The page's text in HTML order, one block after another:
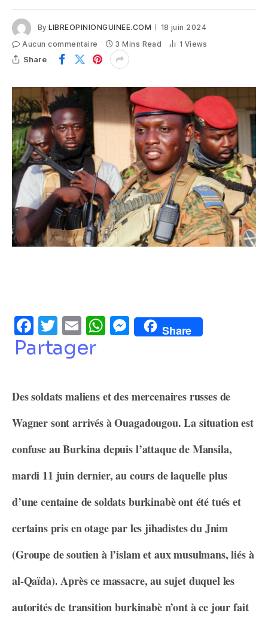
By LIBREOPINIONGUINEE.COM
18 juin 2024
Aucun commentaire
3 Mins Read 1 Views
Share
Facebook
Twitter
EmailWhatsApp
Messenger
Share
Partager
Des soldats maliens et des mercenaires russes de
Wagner sont arrivés à Ouagadougou. La situation est
confuse au Burkina depuis l’attaque de Mansila,
mardi 11 juin dernier, au cours de laquelle plus
d’une centaine de soldats burkinabè ont été tués et
certains pris en otage par les jihadistes du Jnim
(Groupe de soutien à l’islam et aux musulmans, liés à
al-Qaïda). Après ce massacre, au sujet duquel les
autorités de transition burkinabè n’ont à ce jour fait